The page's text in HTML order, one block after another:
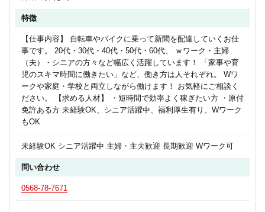
特徴
【仕事内容】 自転車やバイクに乗って新聞を配達していくお仕
事です。 20代・30代・40代・50代・60代、 ｗワーク・主婦
（夫）・シニアの方々など幅広く活躍しています！ 「家事や育
児のスキマ時間に働きたい」など、働き方は人それぞれ。 Wワ
ークや家庭・学校と両立しながら働けます！ お気軽にご相談く
ださい。 【求める人材】 ・短時間で効率よく稼ぎたい方 ・原付
免許ある方 未経験OK、シニア活躍中、福利厚生有り、Wワーク
もOK
未経験OK シニア活躍中 主婦・主夫歓迎 長期歓迎 Wワーク可
問い合わせ
0568-78-7671